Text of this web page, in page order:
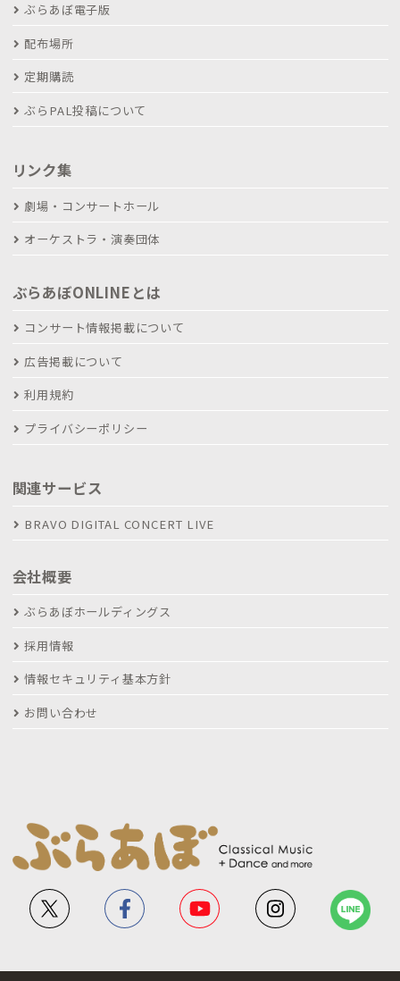
ぶらあぼ電子版
配布場所
定期購読
ぶらPAL投稿について
リンク集
劇場・コンサートホール
オーケストラ・演奏団体
ぶらあぼONLINEとは
コンサート情報掲載について
広告掲載について
利用規約
プライバシーポリシー
関連サービス
BRAVO DIGITAL CONCERT LIVE
会社概要
ぶらあぼホールディングス
採用情報
情報セキュリティ基本方針
お問い合わせ